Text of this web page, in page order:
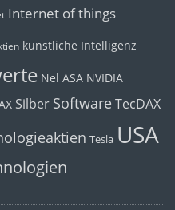
Internet of things
künstliche Intelligenz
Nel ASA NVIDIA
Silber SoftwareTecDAX
Tesla USA